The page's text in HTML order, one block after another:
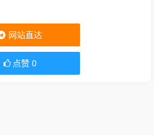
网站直达
点赞 0